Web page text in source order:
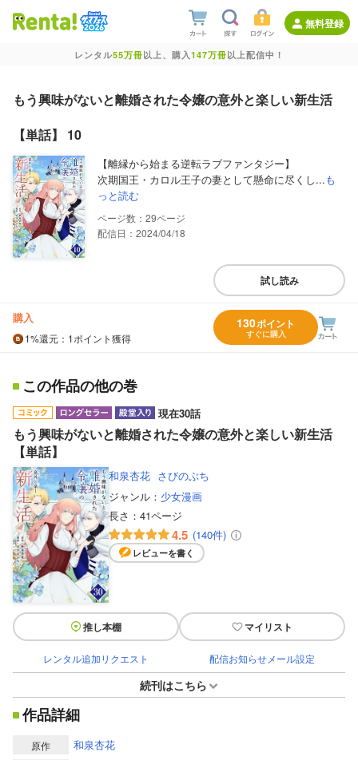
無料登録
レンタル55万冊以上、購入147万冊以上配信中！
もう興味がないと離婚された令嬢の意外と楽しい新生活
【単話】 10
【離縁から始まる逆転ラブファンタジー】
次期国王・カロル王子の妻として懸命に尽くし...も
っと読む
29
配信日：2024/04/18
試し読み
購入
1%還元 ：1ポイント獲得
130ポイント
すぐに購入
この作品の他の巻
現在30話
もう興味がないと離婚された令嬢の意外と楽しい新生活
【単話】
和泉杏花 さびのぶち
ジャンル： 少女漫画
長さ： 41ページ
4.5 (140件)
レビューを書く
推し本棚 マイリスト
レンタル追加リクエスト 配信お知らせメール設定
続刊はこちら
作品詳細
原作 和泉杏花